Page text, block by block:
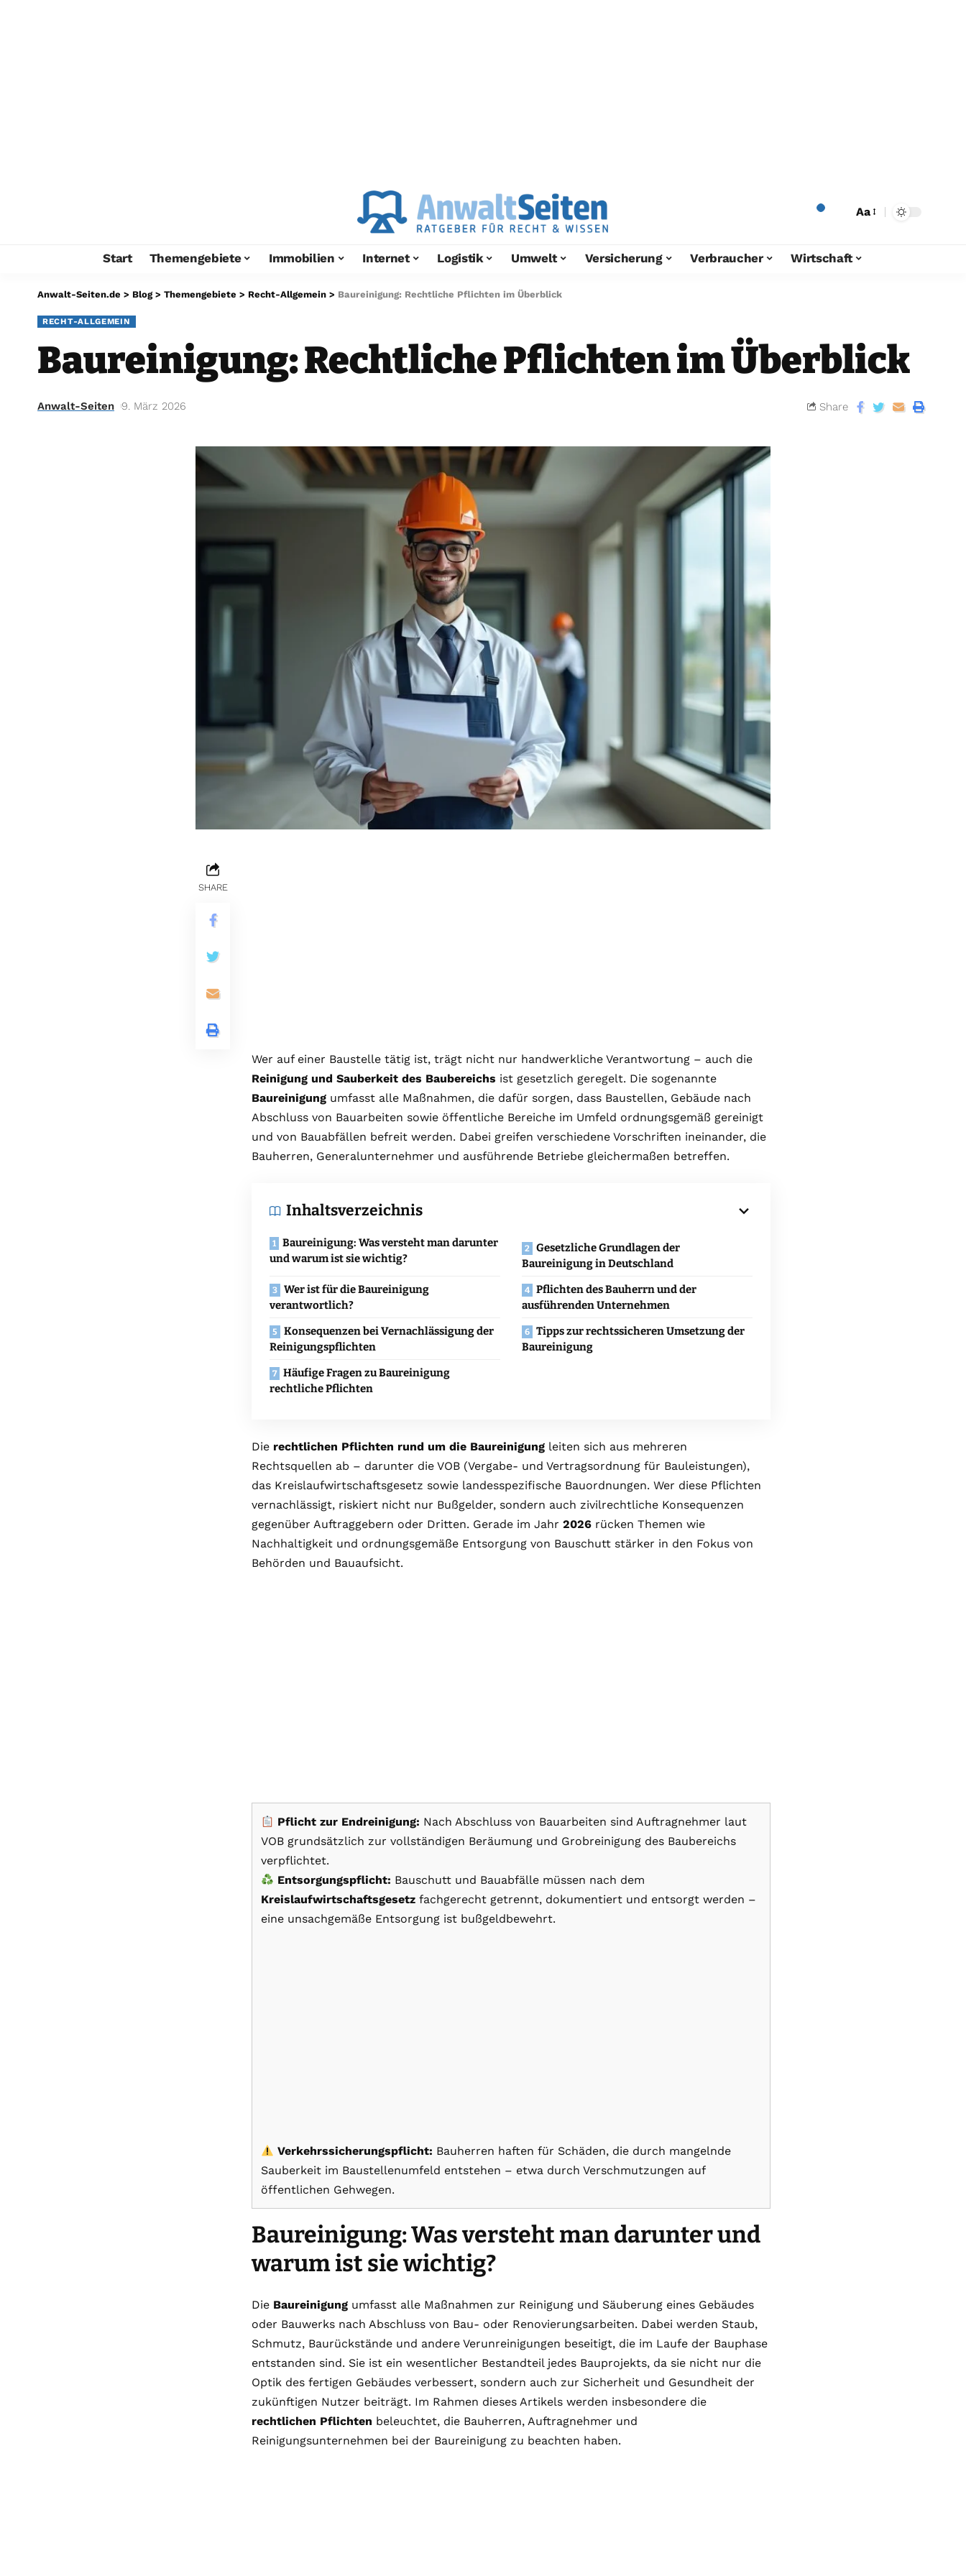
Aa
Start Themengebiete Immobilien Internet Logistik Umwelt Versicherung Verbraucher Wirtschaft
Anwalt-Seiten.de > Blog> Themengebiete > Recht-Allgemein > Baureinigung: Rechtliche Pflichten im Überblick
RECHT-ALLGEMEIN
Baureinigung: Rechtliche Pflichten im Überblick
Anwalt-Seiten 9. März 2026 Share
SHARE
Wer auf einer Baustelle tätig ist, trägt nicht nur handwerkliche Verantwortung – auch die
Reinigung und Sauberkeit des Baubereichs ist gesetzlich geregelt. Die sogenannte
Baureinigung umfasst alle Maßnahmen, die dafür sorgen, dass Baustellen, Gebäude nach
Abschluss von Bauarbeiten sowie öffentliche Bereiche im Umfeld ordnungsgemäß gereinigt
und von Bauabfällen befreit werden. Dabei greifen verschiedene Vorschriften ineinander, die
Bauherren, Generalunternehmer und ausführende Betriebe gleichermaßen betreffen.
Inhaltsverzeichnis
Baureinigung: Was versteht man darunter
und warum ist sie wichtig?
Gesetzliche Grundlagen der
Baureinigung in Deutschland
Wer ist für die Baureinigung
verantwortlich?
Pflichten des Bauherrn und der
ausführenden Unternehmen
Konsequenzen bei Vernachlässigung der
Reinigungspflichten
Tipps zur rechtssicheren Umsetzung der
Baureinigung
Häufige Fragen zu Baureinigung
rechtliche Pflichten
Die rechtlichen Pflichten rund um die Baureinigung leiten sich aus mehreren
Rechtsquellen ab – darunter die VOB (Vergabe- und Vertragsordnung für Bauleistungen),
das Kreislaufwirtschaftsgesetz sowie landesspezifische Bauordnungen. Wer diese Pflichten
vernachlässigt, riskiert nicht nur Bußgelder, sondern auch zivilrechtliche Konsequenzen
gegenüber Auftraggebern oder Dritten. Gerade im Jahr 2026 rücken Themen wie
Nachhaltigkeit und ordnungsgemäße Entsorgung von Bauschutt stärker in den Fokus von
Behörden und Bauaufsicht.
Pflicht zur Endreinigung: Nach Abschluss von Bauarbeiten sind Auftragnehmer laut
VOB grundsätzlich zur vollständigen Beräumung und Grobreinigung des Baubereichs
verpflichtet.
Entsorgungspflicht: Bauschutt und Bauabfälle müssen nach dem
Kreislaufwirtschaftsgesetz fachgerecht getrennt, dokumentiert und entsorgt werden –
eine unsachgemäße Entsorgung ist bußgeldbewehrt.
Verkehrssicherungspflicht: Bauherren haften für Schäden, die durch mangelnde
Sauberkeit im Baustellenumfeld entstehen – etwa durch Verschmutzungen auf
öffentlichen Gehwegen.
Baureinigung: Was versteht man darunter und
warum ist sie wichtig?
Die Baureinigung umfasst alle Maßnahmen zur Reinigung und Säuberung eines Gebäudes
oder Bauwerks nach Abschluss von Bau- oder Renovierungsarbeiten. Dabei werden Staub,
Schmutz, Baurückstände und andere Verunreinigungen beseitigt, die im Laufe der Bauphase
entstanden sind. Sie ist ein wesentlicher Bestandteil jedes Bauprojekts, da sie nicht nur die
Optik des fertigen Gebäudes verbessert, sondern auch zur Sicherheit und Gesundheit der
zukünftigen Nutzer beiträgt. Im Rahmen dieses Artikels werden insbesondere die
rechtlichen Pflichten beleuchtet, die Bauherren, Auftragnehmer und
Reinigungsunternehmen bei der Baureinigung zu beachten haben.